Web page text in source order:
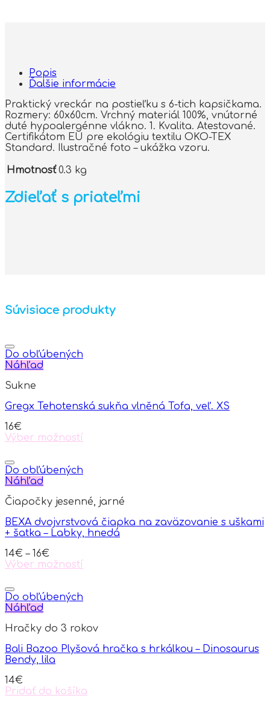
Popis
Ďalšie informácie
Praktický vreckár na postieľku s 6-tich kapsičkama.
Rozmery: 60x60cm. Vrchný materiál 100%, vnútorné
duté hypoalergénne vlákno. 1. Kvalita. Atestované.
Certifikátom EU pre ekológiu textilu OKO-TEX
Standard. Ilustračné foto – ukážka vzoru.
Hmotnosť 0.3 kg
Zdieľať s priateľmi
Súvisiace produkty
Do obľúbených
Náhľad
Sukne
Gregx Tehotenská sukňa vlněná Tofa, veľ. XS
16€
Výber možností
product
has
multiple
The
may
be
on
the
page
Do obľúbených
Náhľad
Čiapočky jesenné, jarné
BEXA dvojvrstvová čiapka na zaväzovanie s uškami
+ šatka – Labky, hnedá
14€ – 16€
Výber možností
product
has
multiple
The
may
be
on
the
Do obľúbených
Náhľad
Hračky do 3 rokov
Bali Bazoo Plyšová hračka s hrkálkou – Dinosaurus
Bendy, lila
14€
Pridať do košíka